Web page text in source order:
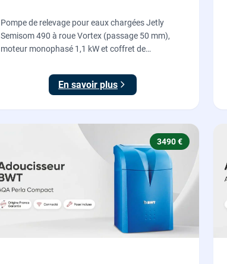
Pompe de relevage pour eaux chargées Jetly
Semisom 490 à roue Vortex (passage 50 mm),
moteur monophasé 1,1 kW et coffret de
sous-sol vers l'égout, fournie et posée par nos
En savoir plus
3490 €